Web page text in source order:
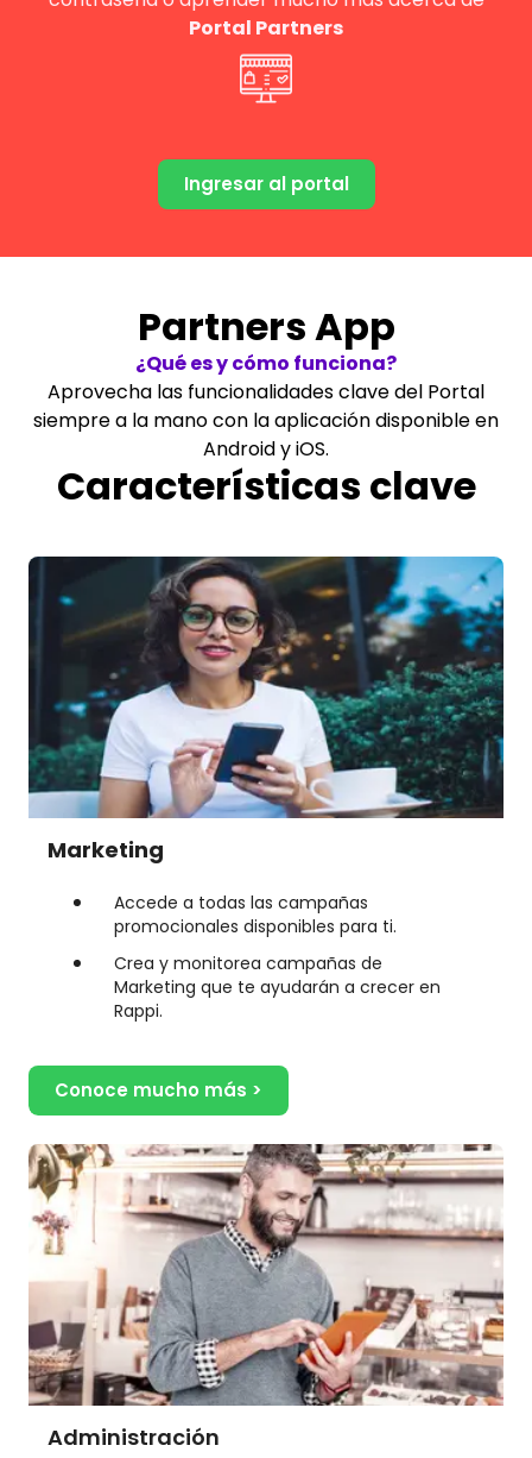
Portal Partners
Ingresar al portal
Partners App
¿Qué es y cómo funciona?
Aprovecha las funcionalidades clave del Portal
siempre a la mano con la aplicación disponible en
Android y iOS.
Características clave
Marketing
Accede a todas las campañas
promocionales disponibles para ti.
Crea y monitorea campañas de
Marketing que te ayudarán a crecer en
Rappi.
Conoce mucho más >
Administración